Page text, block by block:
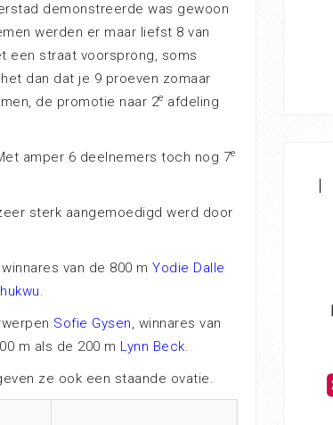
demonstreerde was gewoon
werden er maar liefst 8 van
een straat voorsprong, soms
dan dat je 9 proeven zomaar
de promotie naar 2e afdeling
amper 6 deelnemers toch nog 7e
sterk aangemoedigd werd door
van de 800 m Yodie Dalle
.
Sofie Gysen, winnares van
m als de 200 m Lynn Beck.
ze ook een staande ovatie.